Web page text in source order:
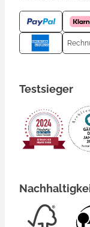
Testsieger